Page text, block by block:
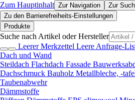
Zum Hauptinhalt Zur Navigation
Zur
Zu den Barrierefreiheits-Einstellungen
Produkte
Suche nach Artikel oder Hersteller
Leerer Merkzettel Leere Anfrage-
Dach und Wand
Steildach Flachdach Fassade
Dachschmuck Bauholz Metallbleche, -
Taubenabwehr
Dämmstoffe